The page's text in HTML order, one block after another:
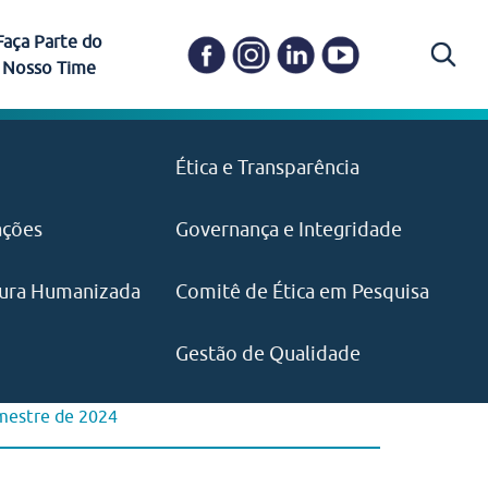
Ética e Transparência
Governança e Integridade
Humanizada Comitê de Ética em Pesquisa
Gestão de Qualidade
Carapicuíba
pelo CEJAM e(11) 97646‑2537
Parte do
Nosso Time
visão e valores?
de 2024